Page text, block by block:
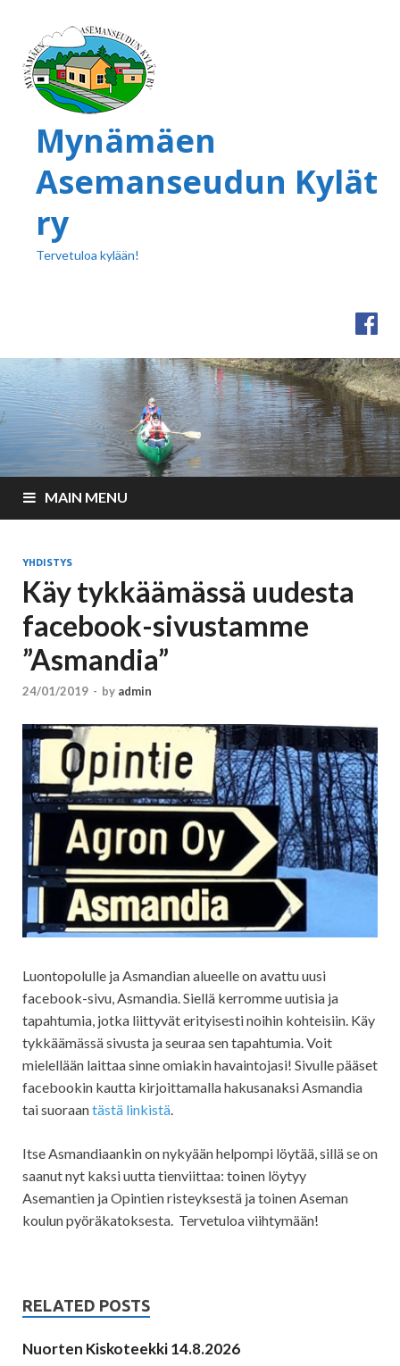
Mynämäen
Asemanseudun Kylät
ry
Tervetuloa kylään!
MAIN MENU
YHDISTYS
Käy tykkäämässä uudesta
facebook-sivustamme
”Asmandia”
24/01/2019 - by admin
Luontopolulle ja Asmandian alueelle on avattu uusi
facebook-sivu, Asmandia. Siellä kerromme uutisia ja
tapahtumia, jotka liittyvät erityisesti noihin kohteisiin. Käy
tykkäämässä sivusta ja seuraa sen tapahtumia. Voit
mielellään laittaa sinne omiakin havaintojasi! Sivulle pääset
facebookin kautta kirjoittamalla hakusanaksi Asmandia
tai suoraantästä linkistä
Itse Asmandiaankin on nykyään helpompi löytää, sillä se on
saanut nyt kaksi uutta tienviittaa: toinen löytyy
Asemantien ja Opintien risteyksestä ja toinen Aseman
koulun pyöräkatoksesta. Tervetuloa viihtymään!
RELATED POSTS
Nuorten Kiskoteekki 14.8.2026